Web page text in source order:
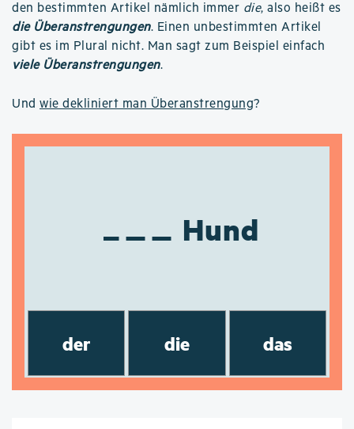
den bestimmten Artikel nämlich immer die, also heißt es
die Überanstrengungen. Einen unbestimmten Artikel
gibt es im Plural nicht. Man sagt zum Beispiel einfach
viele Überanstrengungen.
Und wie dekliniert man Überanstrengung?
Hund
der die das